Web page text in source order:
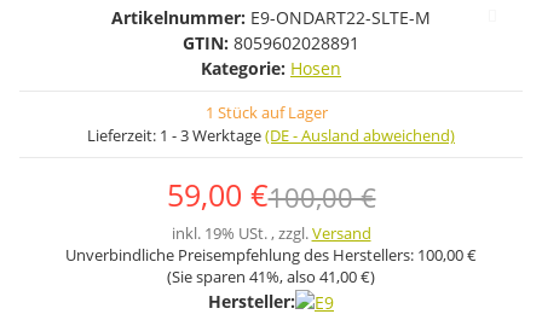
Artikelnummer: E9-ONDART22-SLTE-M
GTIN: 8059602028891
Kategorie: Hosen
1 Stück auf Lager
Lieferzeit: 1 - 3 Werktage(DE - Ausland abweichend)
59,00 €100,00 €
inkl. 19% USt. , zzgl.Versand
Unverbindliche Preisempfehlung des Herstellers: 100,00 €
(Sie sparen 41%, also 41,00 €)
Hersteller: